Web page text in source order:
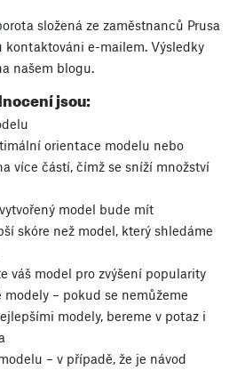
složená ze zaměstnanců Prusa
kontaktováni e-mailem. Výsledky
našem blogu.
jsou:
orientace modelu nebo
více částí, čímž se sníží množství
model bude mít
skóre než model, který shledáme
váš model pro zvýšení popularity
modely – pokud se nemůžeme
modely, bereme v potaz i
– v případě, že je návod